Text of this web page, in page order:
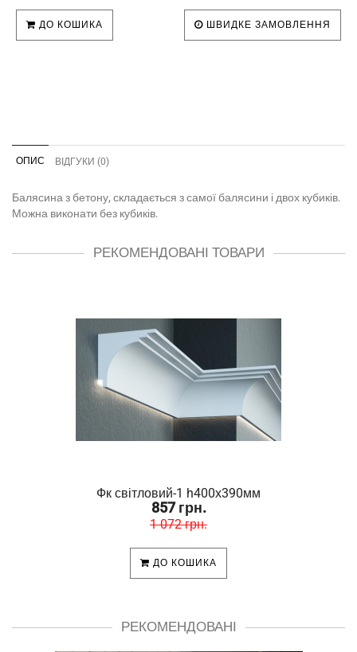
ДО КОШИКА ШВИДКЕ ЗАМОВЛЕННЯ
ОПИС ВІДГУКИ (0)
Балясина з бетону, складається з самої балясини і двох кубиків.
Можна виконати без кубиків.
РЕКОМЕНДОВАНІ ТОВАРИ
Фк світловий-1 h400х390мм
857 грн.
1 072 грн.
ДО КОШИКА
РЕКОМЕНДОВАНІ